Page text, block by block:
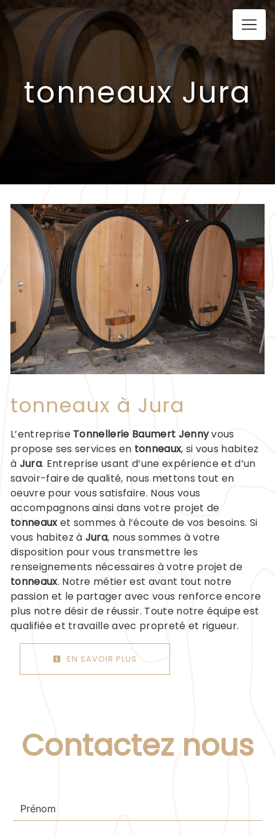
Panneau de gestion des cookies
tonneaux Jura
tonneaux à Jura
L’entreprise Tonnellerie Baumert Jennyvous
propose ses services en tonneaux, si vous habitez
à Jura. Entreprise usant d’une expérience et d’un
savoir-faire de qualité, nous mettons tout en
oeuvre pour vous satisfaire. Nous vous
accompagnons ainsi dans votre projet de
tonneaux et sommes à l’écoute de vos besoins. Si
vous habitez à Jura, nous sommes à votre
disposition pour vous transmettre les
renseignements nécessaires à votre projet de
tonneaux. Notre métier est avant tout notre
passion et le partager avec vous renforce encore
plus notre désir de réussir. Toute notre équipe est
qualifiée et travaille avec propreté et rigueur.
EN SAVOIR PLUS
Contactez nous